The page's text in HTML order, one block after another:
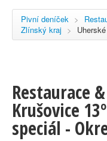
Pivní deníček >
Zlínský kraj >
Restaurace
Krušovice
speciál -